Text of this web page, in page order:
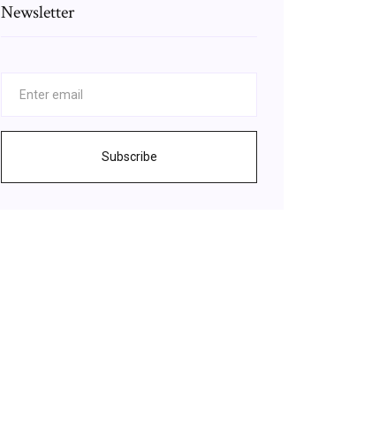
Newsletter
Subscribe